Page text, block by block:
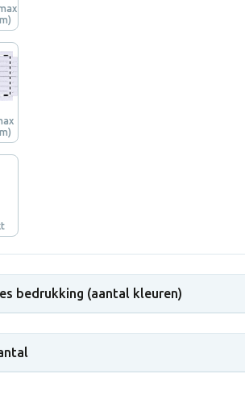
bedrukking (aantal kleuren)